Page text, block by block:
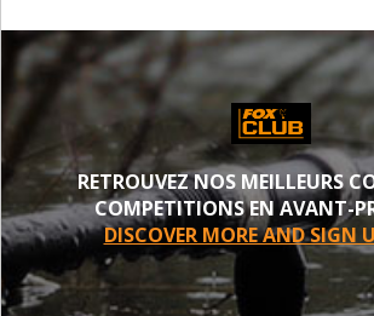
RETROUVEZ NOS MEILLEURS
COMPETITIONS EN AVANT-
DISCOVER MORE AND SIGN